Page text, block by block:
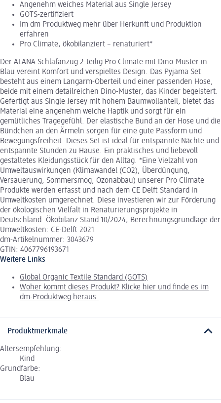
Angenehm weiches Material aus Single Jersey
GOTS-zertifiziert
Im dm Produktweg mehr über Herkunft und Produktion
erfahren
Pro Climate, ökobilanziert – renaturiert*
Der ALANA Schlafanzug 2-teilig Pro Climate mit Dino-Muster in
Blau vereint Komfort und verspieltes Design. Das Pyjama Set
besteht aus einem Langarm-Oberteil und einer passenden Hose,
beide mit einem detailreichen Dino-Muster, das Kinder begeistert.
Gefertigt aus Single Jersey mit hohem Baumwollanteil, bietet das
Material eine angenehm weiche Haptik und sorgt für ein
gemütliches Tragegefühl. Der elastische Bund an der Hose und die
Bündchen an den Ärmeln sorgen für eine gute Passform und
Bewegungsfreiheit. Dieses Set ist ideal für entspannte Nächte und
entspannte Stunden zu Hause. Ein praktisches und liebevoll
gestaltetes Kleidungsstück für den Alltag. *Eine Vielzahl von
Umweltauswirkungen (Klimawandel (CO2), Überdüngung,
Versauerung, Sommersmog, Ozonabbau) unserer Pro Climate
Produkte werden erfasst und nach dem CE Delft Standard in
Umweltkosten umgerechnet. Diese investieren wir zur Förderung
der ökologischen Vielfalt in Renaturierungsprojekte in
Deutschland. Ökobilanz Stand 10/2024; Berechnungsgrundlage der
Umweltkosten: CE-Delft 2021
dm-Artikelnummer: 3043679
GTIN: 4067796193671
Weitere Links
Global Organic Textile Standard (GOTS)
Woher kommt dieses Produkt? Klicke hier und finde es im
dm-Produktweg heraus.
Produktmerkmale
Altersempfehlung:
Kind
Grundfarbe:
Blau